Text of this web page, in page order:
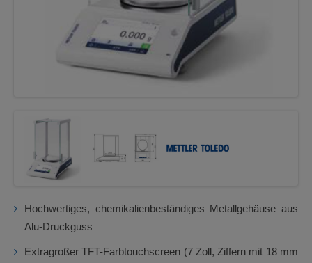
Hochwertiges, chemikalienbeständiges Metallgehäuse aus
Alu-Druckguss
Extragroßer TFT-Farbtouchscreen (7 Zoll, Ziffern mit 18 mm